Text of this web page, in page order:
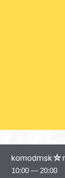
10:00 — 20:00